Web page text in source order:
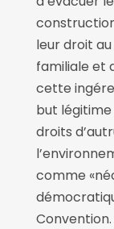
leur droit
familiale et
cette
but
droits
comme
Convention.